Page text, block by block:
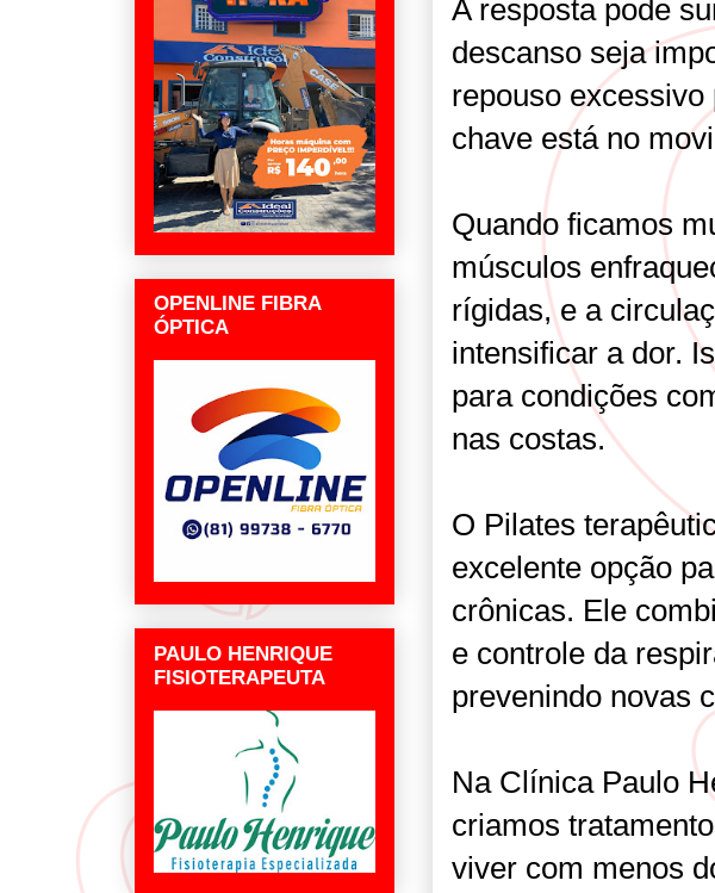
A resposta pode
descanso seja
repouso
chave está no
Quando ficamos
músculos
rígidas, e a
intensificar a dor.
para condições
nas costas.
O Pilates
excelente opção
crônicas. Ele
e controle da
prevenindo novas
Na Clínica Paulo
criamos
viver com menos
OPENLINE FIBRA
ÓPTICA
PAULO HENRIQUE
FISIOTERAPEUTA